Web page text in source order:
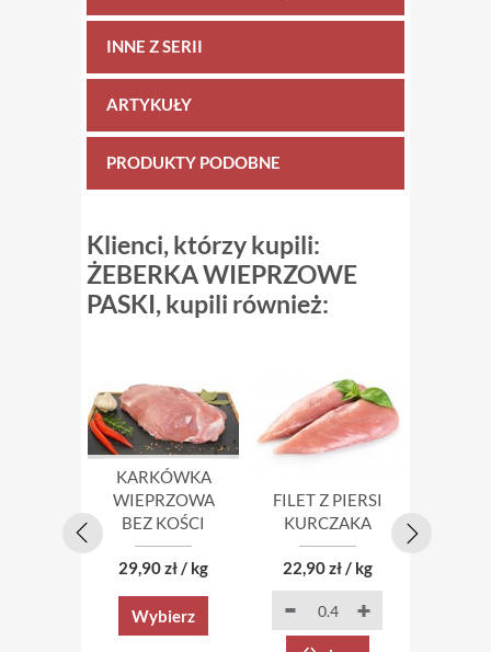
INNE Z SERII
ARTYKUŁY
PRODUKTY PODOBNE
Klienci, którzy kupili:
ŻEBERKA WIEPRZOWE
PASKI, kupili również:
KARKÓWKA
WIEPRZOWA
BEZ KOŚCI
29,90 zł / kg
Wybierz
FILET Z PIERSI
KURCZAKA
22,90 zł / kg